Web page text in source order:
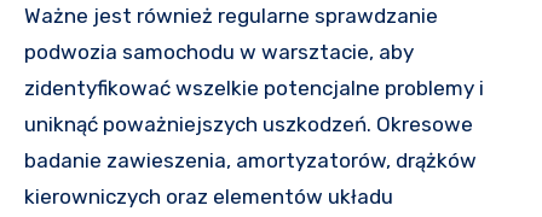
Ważne jest również regularne sprawdzanie
podwozia samochodu w warsztacie, aby
zidentyfikować wszelkie potencjalne problemy i
uniknąć poważniejszych uszkodzeń. Okresowe
badanie zawieszenia, amortyzatorów, drążków
kierowniczych oraz elementów układu